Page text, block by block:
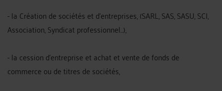
- la Création de sociétés et d'entreprises, (SARL, SAS, SASU, SCI,
Association, Syndicat professionnel...),
- la cession d'entreprise et achat et vente de fonds de
commerce ou de titres de sociétés,